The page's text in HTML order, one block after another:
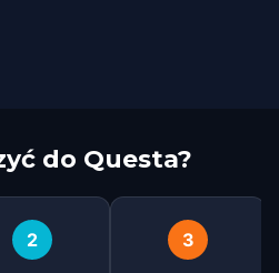
do Questa?
2 3